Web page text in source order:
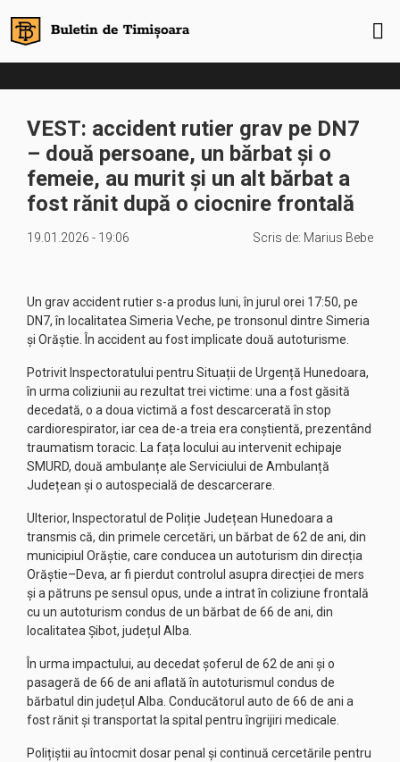
VEST: accident rutier grav pe DN7
– două persoane, un bărbat și o
femeie, au murit și un alt bărbat a
fost rănit după o ciocnire frontală
19.01.2026 - 19:06 Scris de: Marius Bebe
Un grav accident rutier s-a produs luni, în jurul orei 17:50, pe
DN7, în localitatea Simeria Veche, pe tronsonul dintre Simeria
și Orăștie. În accident au fost implicate două autoturisme.
Potrivit Inspectoratului pentru Situații de Urgență Hunedoara,
în urma coliziunii au rezultat trei victime: una a fost găsită
decedată, o a doua victimă a fost descarcerată în stop
cardiorespirator, iar cea de-a treia era conștientă, prezentând
traumatism toracic. La fața locului au intervenit echipaje
SMURD, două ambulanțe ale Serviciului de Ambulanță
Județean și o autospecială de descarcerare.
Ulterior, Inspectoratul de Poliție Județean Hunedoara a
transmis că, din primele cercetări, un bărbat de 62 de ani, din
municipiul Orăștie, care conducea un autoturism din direcția
Orăștie–Deva, ar fi pierdut controlul asupra direcției de mers
și a pătruns pe sensul opus, unde a intrat în coliziune frontală
cu un autoturism condus de un bărbat de 66 de ani, din
localitatea Șibot, județul Alba.
În urma impactului, au decedat șoferul de 62 de ani și o
pasageră de 66 de ani aflată în autoturismul condus de
bărbatul din județul Alba. Conducătorul auto de 66 de ani a
fost rănit și transportat la spital pentru îngrijiri medicale.
Polițiștii au întocmit dosar penal și continuă cercetările pentru